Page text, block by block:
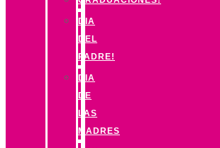
DIA
DEL
PADRE!
DIA
DE
LAS
MADRES